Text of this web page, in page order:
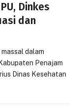
Dinkes
dan
dalam
Penajam
Dinas Kesehatan